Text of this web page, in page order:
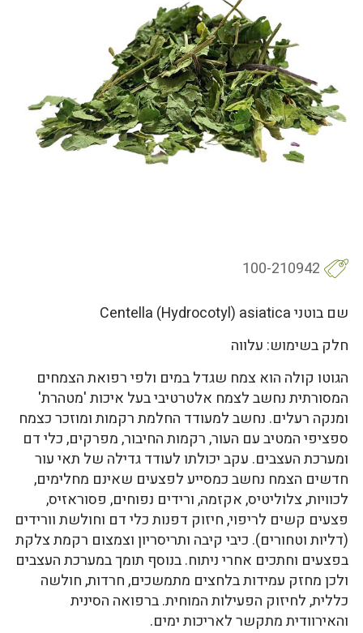
100-210942
שם בוטני Centella (Hydrocotyl) asiatica
חלק בשימוש: עלווה
הגוטו קולה הוא צמח שגדל במים ולפי רפואת הצמחים
המסורתית נחשב לצמח אלטרטיבי בעל איכות 'מטהרת'
ומנקה רעלים. נחשב למעודד החלמת רקמות ומוזכר כצמח
ספציפי המטיב עם העור, רקמות החיבור, מפרקים, כלי דם
ומערכת העצבים. עקב יכולתו לעודד גדילה של תאי עור
חדשים הצמח נחשב כמסייע לפצעים שאינם מחלימים,
לכוויות, צלוליטיס, אקזמה, ורידים נפוחים, פסוראזיס,
פצעים קשים לריפוי, חיזוק דפנות כלי דם וחולשת וורידים
(דליות וטחורים). כיבי קיבה ותריסריון וצמצום רקמת צלקת
בפצעים וחתכים אחרי ניתוח. בנוסף תומך במערכת העצבים
ולכן מחזק עמידות בלחצים מתמשכים, חרדות, חולשה
כללית, לחיזוק הפעילות המוחית. ברפואה הסינית
והאירוודית מתקשר לאריכות ימים.